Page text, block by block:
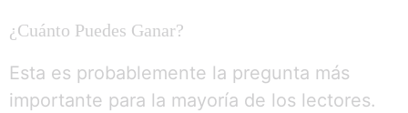
¿Cuánto Puedes Ganar?
Esta es probablemente la pregunta más
importante para la mayoría de los lectores.